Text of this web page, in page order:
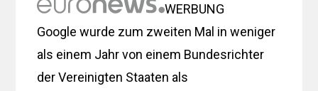
WERBUNG
Google wurde zum zweiten Mal in weniger
als einem Jahr von einem Bundesrichter
der Vereinigten Staaten als